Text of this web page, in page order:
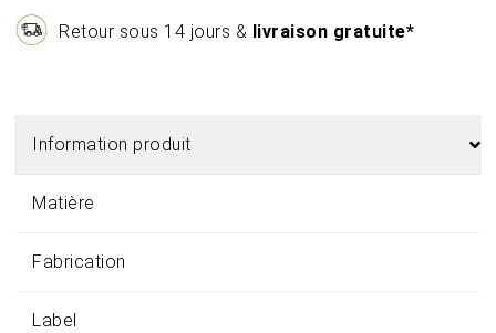
Retour sous 14 jours & livraison gratuite*
Information produit
Matière
Fabrication
Label